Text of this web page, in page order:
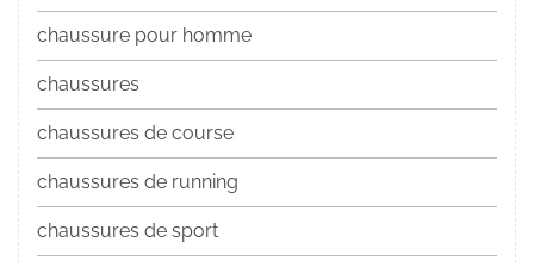
chaussure pour homme
chaussures
chaussures de course
chaussures de running
chaussures de sport